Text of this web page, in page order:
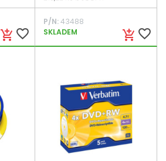
add_shopping_cart favorite_border add_shopping_cart favorite_border
P/N:43488
SKLADEM